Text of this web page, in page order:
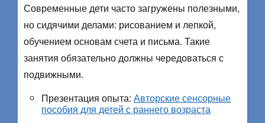
Современные дети часто загружены полезными,
но сидячими делами: рисованием и лепкой,
обучением основам счета и письма. Такие
занятия обязательно должны чередоваться с
подвижными.
Презентация опыта: Авторские сенсорные
пособия для детей с раннего возраста